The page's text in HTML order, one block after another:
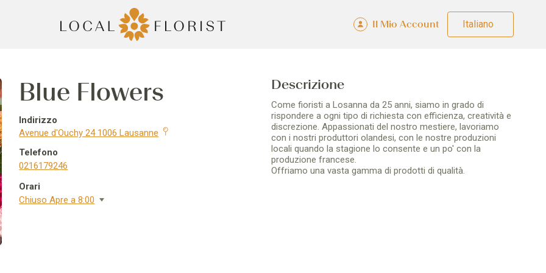
Il Mio Account
Blue Flowers
Indirizzo
Avenue d'Ouchy 24 1006 Lausanne
Telefono
0216179246
Orari
Chiuso Apre a 8:00
Descrizione
Come fioristi a Losanna da 25 anni, siamo in grado di
rispondere a ogni tipo di richiesta con efficienza, creatività e
discrezione. Appassionati del nostro mestiere, lavoriamo
con i nostri produttori olandesi, con le nostre produzioni
locali quando la stagione lo consente e un po' con la
produzione francese.
Offriamo una vasta gamma di prodotti di qualità.